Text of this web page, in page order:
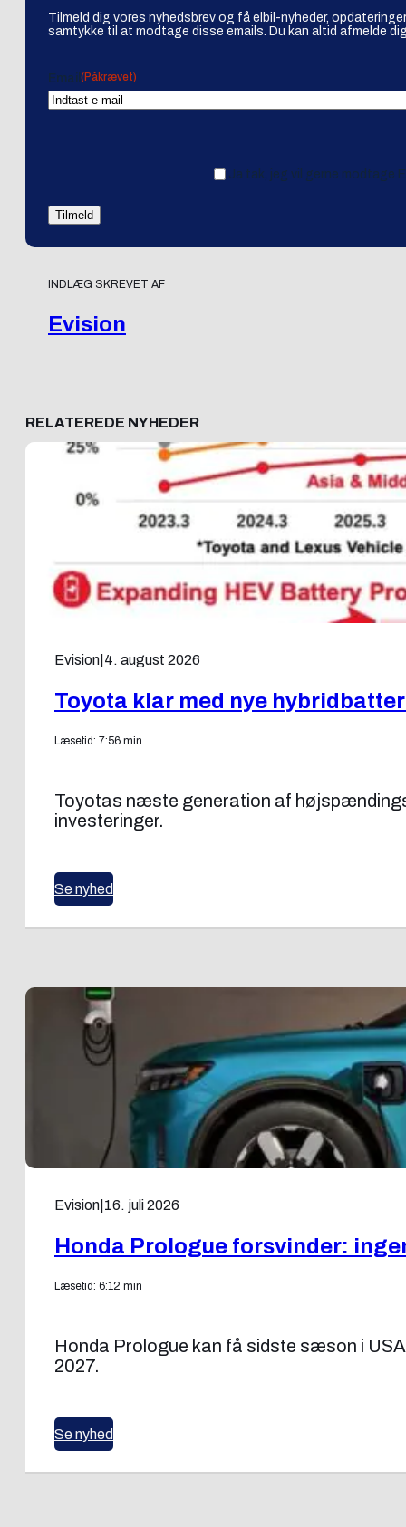
Tilmeld dig vores nyhedsbrev og få elbil-nyheder,
samtykke til at modtage disse emails. Du kan altid afmelde
Email (Påkrævet)
Ja tak, jeg vil gerne modtage
INDLÆG SKREVET AF
Evision
RELATEREDE NYHEDER
Evision 4. august 2026
Toyota klar med nye
Læsetid: 7:56 min
Toyotas næste generation af
investeringer.
Se nyhed
Evision 16. juli 2026
Honda Prologue forsvinder:
Læsetid: 6:12 min
Honda Prologue kan få sidste sæson i
2027.
Se nyhed